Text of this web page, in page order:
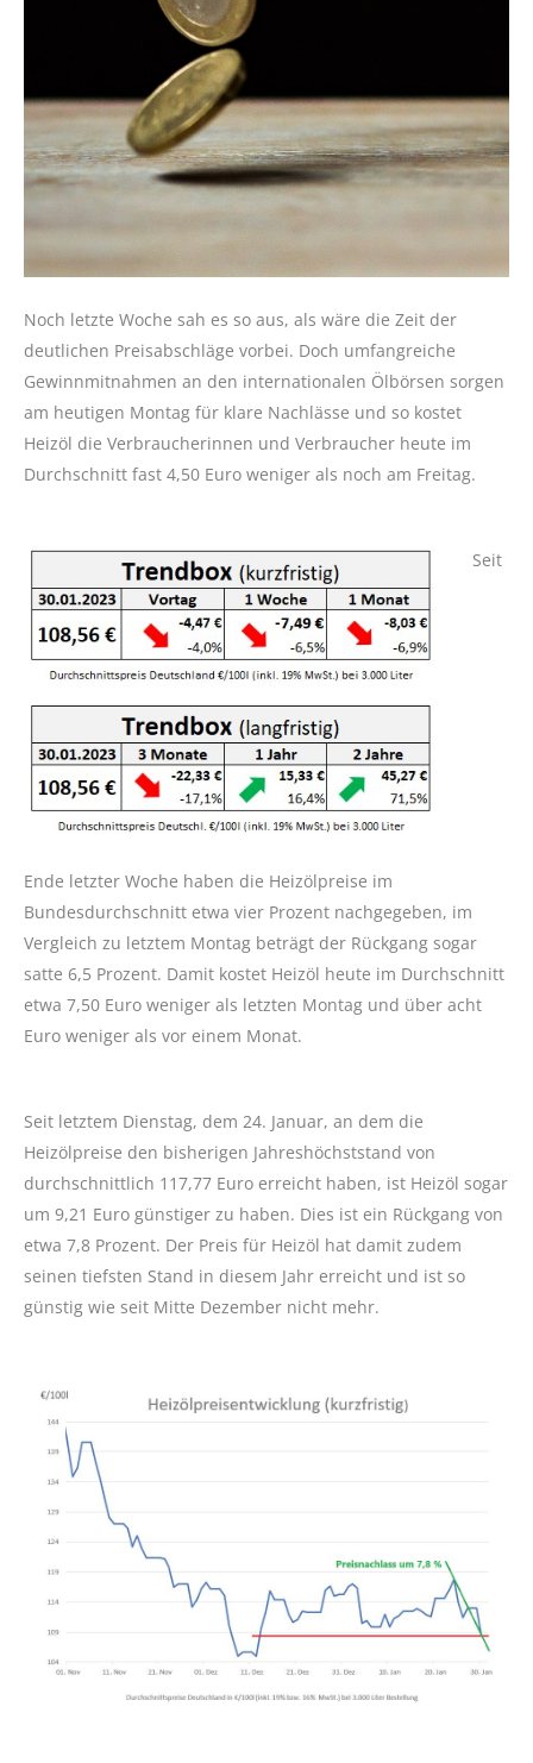
Noch letzte Woche sah es so aus, als wäre die Zeit der
deutlichen Preisabschläge vorbei. Doch umfangreiche
Gewinnmitnahmen an den internationalen Ölbörsen sorgen
am heutigen Montag für klare Nachlässe und so kostet
Heizöl die Verbraucherinnen und Verbraucher heute im
Durchschnitt fast 4,50 Euro weniger als noch am Freitag.
Seit
Ende letzter Woche haben die Heizölpreise im
Bundesdurchschnitt etwa vier Prozent nachgegeben, im
Vergleich zu letztem Montag beträgt der Rückgang sogar
satte 6,5 Prozent. Damit kostet Heizöl heute im Durchschnitt
etwa 7,50 Euro weniger als letzten Montag und über acht
Euro weniger als vor einem Monat.
Seit letztem Dienstag, dem 24. Januar, an dem die
Heizölpreise den bisherigen Jahreshöchststand von
durchschnittlich 117,77 Euro erreicht haben, ist Heizöl sogar
um 9,21 Euro günstiger zu haben. Dies ist ein Rückgang von
etwa 7,8 Prozent. Der Preis für Heizöl hat damit zudem
seinen tiefsten Stand in diesem Jahr erreicht und ist so
günstig wie seit Mitte Dezember nicht mehr.